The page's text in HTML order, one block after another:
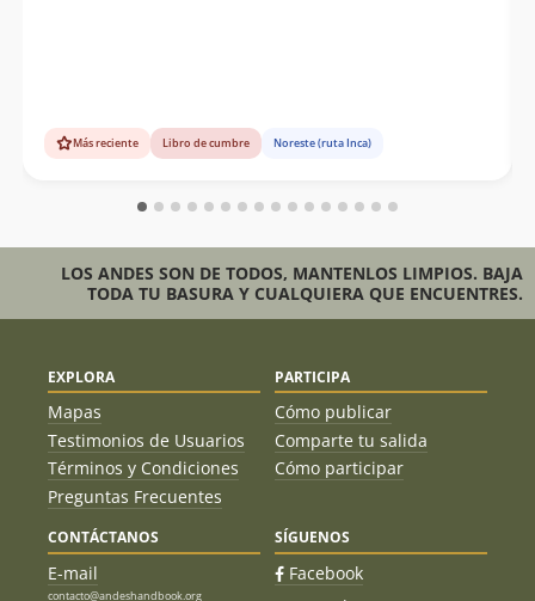
Más reciente Libro de cumbre Noreste (ruta Inca)
LOS ANDES SON DE TODOS, MANTENLOS LIMPIOS. BAJA
TODA TU BASURA Y CUALQUIERA QUE ENCUENTRES.
EXPLORA
Mapas
Testimonios de Usuarios
Términos y Condiciones
Preguntas Frecuentes
PARTICIPA
Cómo publicar
Comparte tu salida
Cómo participar
CONTÁCTANOS
E-mail
contacto@andeshandbook.org
SÍGUENOS
Facebook